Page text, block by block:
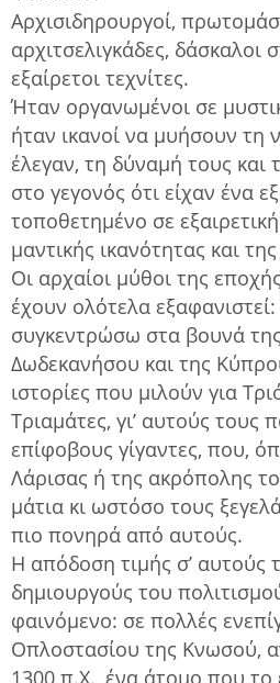
Αρχισιδηρουργοί,
αρχιτσελιγκάδες,
εξαίρετοι τεχνίτες.
Ήταν οργανωμένοι σε
ήταν ικανοί να μυήσουν τη
έλεγαν, τη δύναμή τους και
στο γεγονός ότι είχαν ένα
τοποθετημένο σε
μαντικής ικανότητας και
Οι αρχαίοι μύθοι της
έχουν ολότελα
συγκεντρώσω στα βουνά
Δωδεκανήσου και της
ιστορίες που μιλούν για
Τριαμάτες, γι’ αυτούς τους
επίφοβους γίγαντες, που,
Λάρισας ή της ακρόπολης
μάτια κι ωστόσο τους
πιο πονηρά από αυτούς.
Η απόδοση τιμής σ’ αυτούς
δημιουργούς του
φαινόμενο: σε πολλές
Οπλοστασίου της Κνωσού,